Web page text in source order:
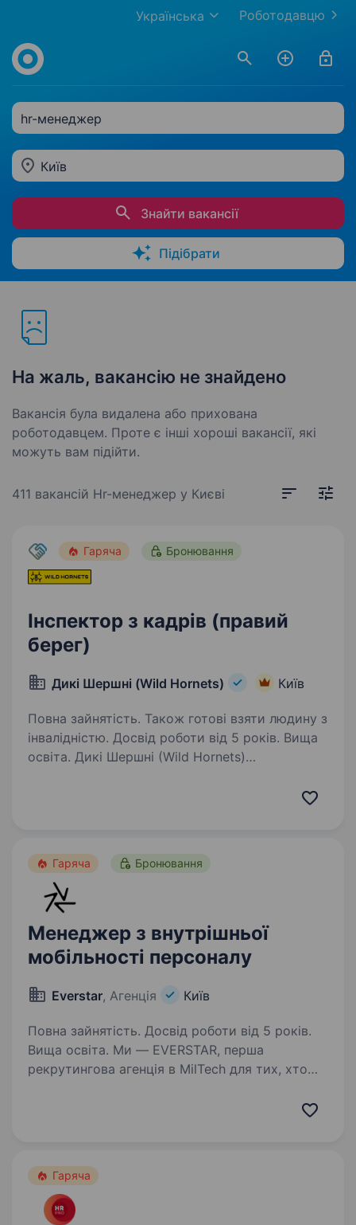
Роботодавцю
Українська
hr-менеджер
Київ
Знайти вакансії
Підібрати
На жаль, вакансію не знайдено
Вакансія була видалена або прихована
роботодавцем. Проте є інші хороші вакансії, які
можуть вам підійти.
411 вакансій Hr-менеджер у Києві
Гаряча Бронювання
Інспектор з кадрів (правий
берег)
Дикі Шершні (Wild Hornets) Київ
Повна зайнятість. Також готові взяти людину з
інвалідністю. Досвід роботи від 5 років. Вища
освіта. Дикі Шершні (Wild Hornets)
та захисту інфраструктури…
Гаряча Бронювання
Менеджер з внутрішньої
мобільності персоналу
Everstar, Агенція Київ
Повна зайнятість. Досвід роботи від 5 років.
Вища освіта. Ми — EVERSTAR, перша
рекрутингова агенція в MilTech для тих, хто
Гаряча